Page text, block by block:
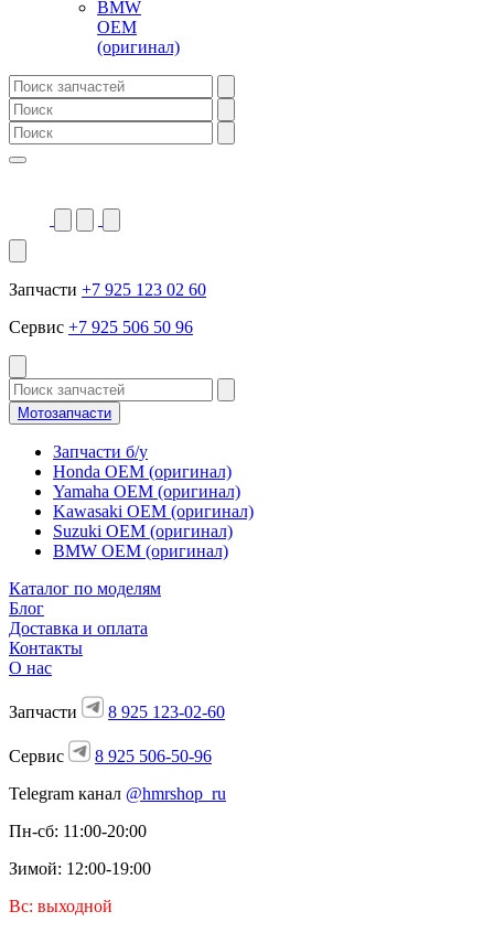
BMW
OEM
(оригинал)
Запчасти +7 925 123 02 60
Сервис +7 925 506 50 96
Мотозапчасти
Запчасти б/у
Honda OEM (оригинал)
Yamaha OEM (оригинал)
Kawasaki OEM (оригинал)
Suzuki OEM (оригинал)
BMW OEM (оригинал)
Каталог по моделям
Блог
Доставка и оплата
Контакты
О нас
Запчасти 8 925 123-02-60
Сервис
8 925 506-50-96
Telegram канал @hmrshop_ru
Пн-сб: 11:00-20:00
Зимой: 12:00-19:00
Вс: выходной